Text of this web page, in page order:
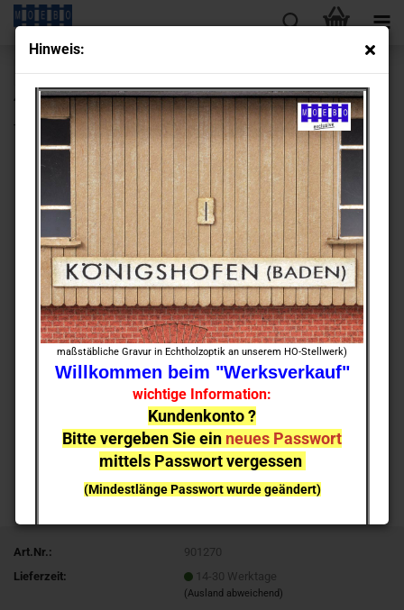
Hin­weis:
maßstäbliche Gravur in Echtholzoptik an unserem HO-Stellwerk)
Willkommen beim "Werksverkauf"
wichtige Information:
Kundenkonto ?
Bitte vergeben Sie ein neues Passwort
mittels Passwort vergessen
(Mindestlänge Passwort wurde geändert)
Lieferverzögerungen
NEUHEITEN sind nicht sofort lieferbar, sie können gern
Ich melde mich bei Erscheinen
« Erster « zurück weiter »
Letzter »
430
Artikel in dieser Kategorie
TT- 901270 Wasch­kaue - Abort - Lager
Art.Nr.:
901270
Lieferzeit:
14-30 Werktage
(Ausland abweichend)